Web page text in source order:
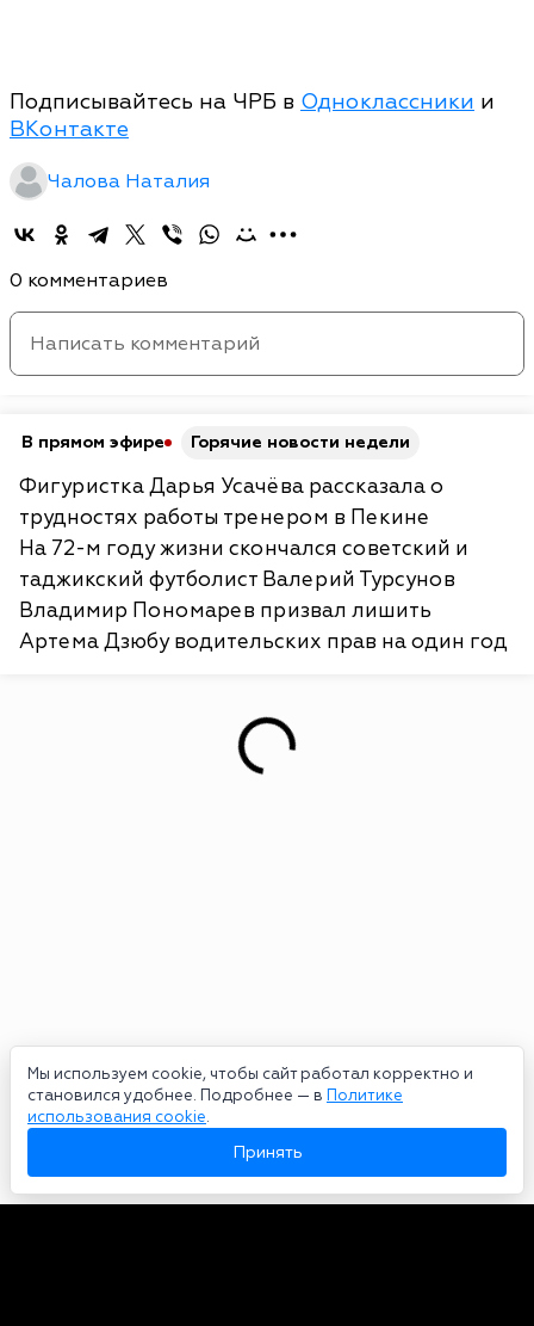
Мы используем cookie, чтобы сайт работал корректно и
становился удобнее. Подробнее — в Политике
использования cookie.
Принять
Подписывайтесь на ЧРБ в Одноклассники и
ВКонтакте
Чалова Наталия
0 комментариев
В прямом эфире Горячие новости недели
Фигуристка Дарья Усачёва рассказала о
трудностях работы тренером в Пекине
На 72-м году жизни скончался советский и
таджикский футболист Валерий Турсунов
Владимир Пономарев призвал лишить
Артема Дзюбу водительских прав на один год